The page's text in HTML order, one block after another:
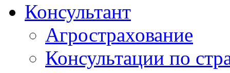
Консультант
Агрострахование
Консультации по